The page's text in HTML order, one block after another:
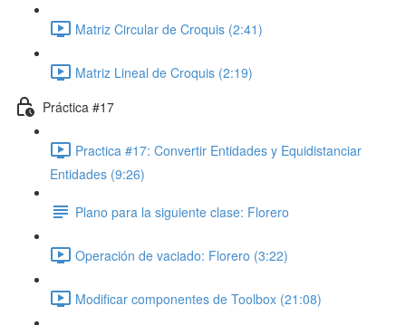
Matriz Circular de Croquis (2:41)
Matriz Lineal de Croquis (2:19)
Práctica #17
Practica #17: Convertir Entidades y Equidistanciar
Entidades (9:26)
Plano para la siguiente clase: Florero
Operación de vaciado: Florero (3:22)
Modificar componentes de Toolbox (21:08)